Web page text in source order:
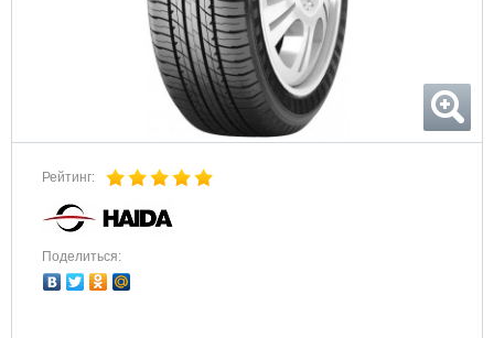
Рейтинг:
Поделиться: